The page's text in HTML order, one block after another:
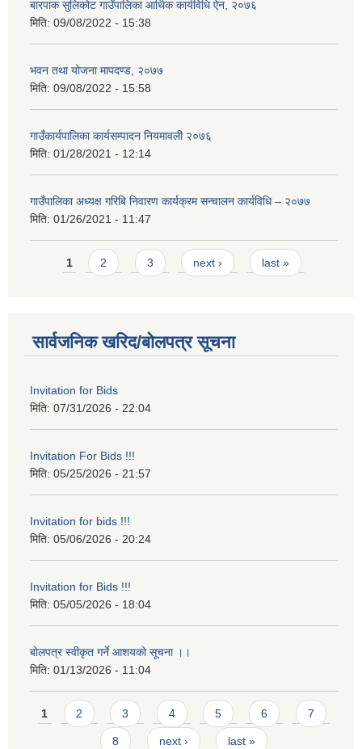
बारपाक सुलिकोट गाउँपालिका आर्थिक कार्यविधि ऐन, २०७६
मिति: 09/08/2022 - 15:38
भवन तथा योजना मापदण्ड, २०७७
मिति: 09/08/2022 - 15:58
गाउँकार्यपालिका कार्यसम्पादन नियमावली २०७६
मिति: 01/28/2021 - 12:14
गाउँपालिका अध्यक्ष गरिबि निवारण कार्यक्रम सन्चालन कार्यविधि – २०७७
मिति: 01/26/2021 - 11:47
Pages
1 2 3 next › last »
सार्वजनिक खरिद/बोलपत्र सूचना
Invitation for Bids
मिति: 07/31/2026 - 22:04
Invitation For Bids !!!
मिति: 05/25/2026 - 21:57
Invitation for bids !!!
मिति: 05/06/2026 - 20:24
Invitation for Bids !!!
मिति: 05/05/2026 - 18:04
बोलपत्र स्वीकृत गर्ने आशयको सूचना ।।
मिति: 01/13/2026 - 11:04
Pages
1 2 3 4 5 6 7
8 next › last »